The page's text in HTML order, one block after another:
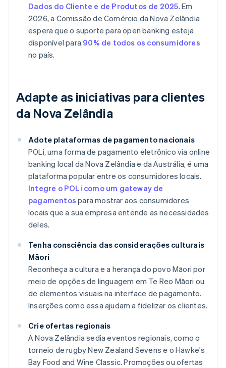
Dados do Cliente e de Produtos de 2025. Em
2026, a Comissão de Comércio da Nova Zelândia
espera que o suporte para open banking esteja
disponível para 90% de todos os consumidores
no país.
Adapte as iniciativas para clientes
da Nova Zelândia
Adote plataformas de pagamento nacionais
POLi, uma forma de pagamento eletrônico via online
banking local da Nova Zelândia e da Austrália, é uma
plataforma popular entre os consumidores locais.
Integre o POLi como um gateway de
pagamentos para mostrar aos consumidores
locais que a sua empresa entende as necessidades
deles.
Tenha consciência das considerações culturais
Māori
Reconheça a cultura e a herança do povo Māori por
meio de opções de linguagem em Te Reo Māori ou
de elementos visuais na interface de pagamento.
Inserções como essa ajudam a fidelizar os clientes.
Crie ofertas regionais
A Nova Zelândia sedia eventos regionais, como o
torneio de rugby New Zealand Sevens e o Hawke's
Bay Food and Wine Classic. Promoções ou ofertas